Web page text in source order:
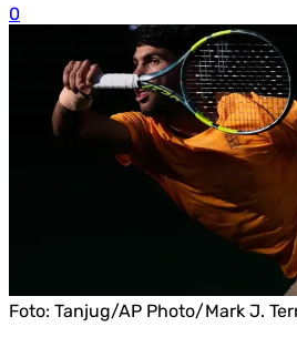
0
Foto: Tanjug/AP Photo/Mark J.